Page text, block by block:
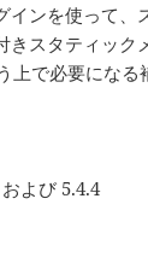
インを使って、
きスタティック
上で必要になる
よび 5.4.4